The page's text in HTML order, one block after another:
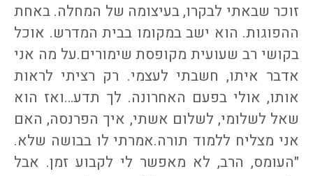
זוכר שבאתי לבקרו, בעיצומה של המחלה. באחת
ההפוגות. הוא ישב במקומו בבית המדרש. אוכל
בקושי רב שעועית מקופסת שימורים.על מה אני
אדבר איתו, חשבתי לעצמי. רק רציתי לראות
אותו, אולי בפעם האחרונה. לך תדע…ואז הוא
שאל לשלומי, לשלום אשתי, איך הפרנסה, האם
אני מצליח ללמוד תורה.אמרתי לו בבושה שלא.
"העומס, הרב, לא מאפשר לי לקבוע זמן. אבל